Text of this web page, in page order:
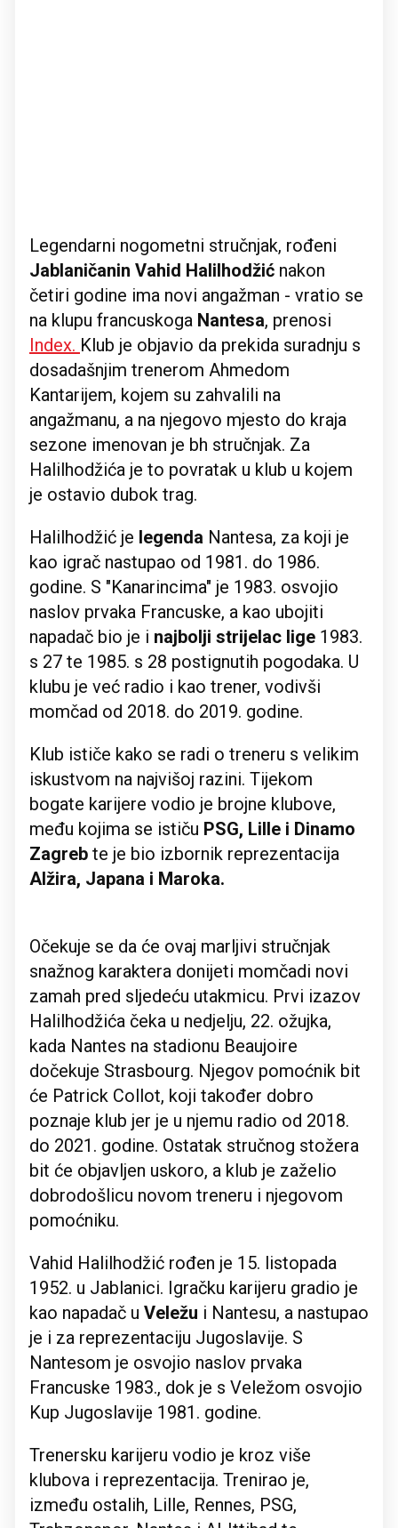
Legendarni nogometni stručnjak, rođeni
Jablaničanin Vahid Halilhodžić nakon
četiri godine ima novi angažman - vratio se
na klupu francuskoga Nantesa, prenosi
Index. Klub je objavio da prekida suradnju s
dosadašnjim trenerom Ahmedom
Kantarijem, kojem su zahvalili na
angažmanu, a na njegovo mjesto do kraja
sezone imenovan je bh stručnjak. Za
Halilhodžića je to povratak u klub u kojem
je ostavio dubok trag.
Halilhodžić je legenda Nantesa, za koji je
kao igrač nastupao od 1981. do 1986.
godine. S "Kanarincima" je 1983. osvojio
naslov prvaka Francuske, a kao ubojiti
napadač bio je i najbolji strijelac lige 1983.
s 27 te 1985. s 28 postignutih pogodaka. U
klubu je već radio i kao trener, vodivši
momčad od 2018. do 2019. godine.
Klub ističe kako se radi o treneru s velikim
iskustvom na najvišoj razini. Tijekom
bogate karijere vodio je brojne klubove,
među kojima se ističu PSG, Lille i Dinamo
Zagreb te je bio izbornik reprezentacija
Alžira, Japana i Maroka.
Očekuje se da će ovaj marljivi stručnjak
snažnog karaktera donijeti momčadi novi
zamah pred sljedeću utakmicu. Prvi izazov
Halilhodžića čeka u nedjelju, 22. ožujka,
kada Nantes na stadionu Beaujoire
dočekuje Strasbourg. Njegov pomoćnik bit
će Patrick Collot, koji također dobro
poznaje klub jer je u njemu radio od 2018.
do 2021. godine. Ostatak stručnog stožera
bit će objavljen uskoro, a klub je zaželio
dobrodošlicu novom treneru i njegovom
pomoćniku.
Vahid Halilhodžić rođen je 15. listopada
1952. u Jablanici. Igračku karijeru gradio je
kao napadač u Veležu i Nantesu, a nastupao
je i za reprezentaciju Jugoslavije. S
Nantesom je osvojio naslov prvaka
Francuske 1983., dok je s Veležom osvojio
Kup Jugoslavije 1981. godine.
Trenersku karijeru vodio je kroz više
klubova i reprezentacija. Trenirao je,
između ostalih, Lille, Rennes, PSG,